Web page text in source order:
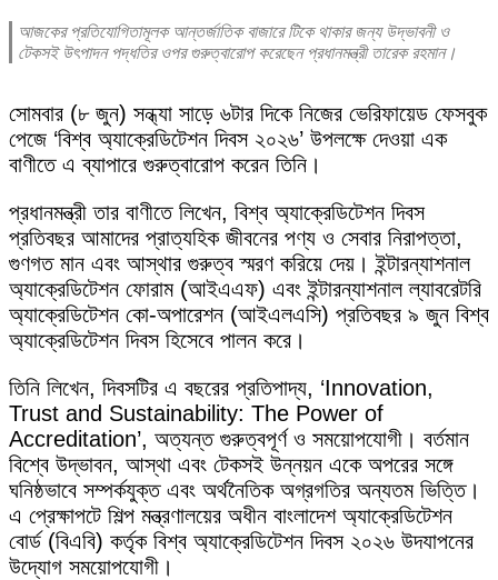
আজকের প্রতিযোগিতামূলক আন্তর্জাতিক বাজারে টিকে থাকার জন্য উদ্ভাবনী ও
টেকসই উৎপাদন পদ্ধতির ওপর গুরুত্বারোপ করেছেন প্রধানমন্ত্রী তারেক রহমান।
সোমবার (৮ জুন) সন্ধ্যা সাড়ে ৬টার দিকে নিজের ভেরিফায়েড ফেসবুক
পেজে ‘বিশ্ব অ্যাক্রেডিটেশন দিবস ২০২৬’ উপলক্ষে দেওয়া এক
বাণীতে এ ব্যাপারে গুরুত্বারোপ করেন তিনি।
প্রধানমন্ত্রী তার বাণীতে লিখেন, বিশ্ব অ্যাক্রেডিটেশন দিবস
প্রতিবছর আমাদের প্রাত্যহিক জীবনের পণ্য ও সেবার নিরাপত্তা,
গুণগত মান এবং আস্থার গুরুত্ব স্মরণ করিয়ে দেয়। ইন্টারন্যাশনাল
অ্যাক্রেডিটেশন ফোরাম (আইএএফ) এবং ইন্টারন্যাশনাল ল্যাবরেটরি
অ্যাক্রেডিটেশন কো-অপারেশন (আইএলএসি) প্রতিবছর ৯ জুন বিশ্ব
অ্যাক্রেডিটেশন দিবস হিসেবে পালন করে।
তিনি লিখেন, দিবসটির এ বছরের প্রতিপাদ্য, ‘Innovation,
Trust and Sustainability: The Power of
Accreditation’, অত্যন্ত গুরুত্বপূর্ণ ও সময়োপযোগী। বর্তমান
বিশ্বে উদ্ভাবন, আস্থা এবং টেকসই উন্নয়ন একে অপরের সঙ্গে
ঘনিষ্ঠভাবে সম্পর্কযুক্ত এবং অর্থনৈতিক অগ্রগতির অন্যতম ভিত্তি।
এ প্রেক্ষাপটে শিল্প মন্ত্রণালয়ের অধীন বাংলাদেশ অ্যাক্রেডিটেশন
বোর্ড (বিএবি) কর্তৃক বিশ্ব অ্যাক্রেডিটেশন দিবস ২০২৬ উদযাপনের
উদ্যোগ সময়োপযোগী।